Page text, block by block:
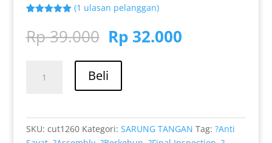
berdasarka
penilaian
(1 ulasan pelanggan)
Rp39.000 Harga
aslinya
adalah:
Rp 39.000.
Rp32.000Harga
Beli
SKU: cut1260 Kategori: SARUNG TANGAN Tag: ?Anti